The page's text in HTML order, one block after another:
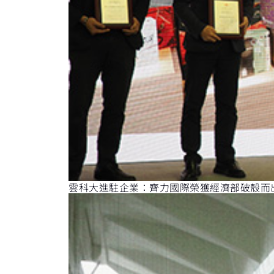
雲科大進駐企業：齊力國際榮獲經濟部破殼而